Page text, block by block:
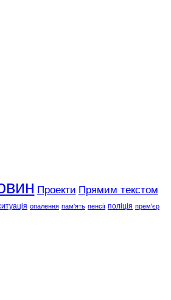
Проекти Прямим текстом
опалення пам'ять пенсії поліція прем'єр